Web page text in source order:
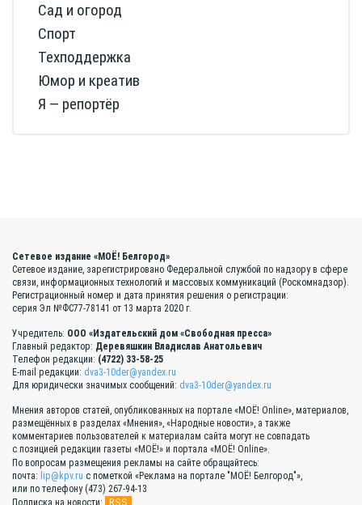
Сад и огород
Спорт
Техподдержка
Юмор и креатив
Я — репортёр
Сетевое издание «МОЁ! Белгород»
Сетевое издание, зарегистрировано Федеральной службой по надзору в сфере
связи, информационных технологий и массовых коммуникаций (Роскомнадзор).
Регистрационный номер и дата принятия решения о регистрации:
серия Эл №ФС77-78141 от 13 марта 2020 г.
Учредитель: ООО «Издательский дом «Свободная пресса»
Главный редактор: Деревяшкин Владислав Анатольевич
Телефон редакции: (4722) 33-58-25
E-mail редакции: dva3-10der@yandex.ru
Для юридически значимых сообщений: dva3-10der@yandex.ru
Мнения авторов статей, опубликованных на портале «МОЁ! Online», материалов,
размещённых в разделах «Мнения», «Народные новости», а также
комментариев пользователей к материалам сайта могут не совпадать
с позицией редакции газеты «МОЁ!» и портала «МОЁ! Online».
По вопросам размещения рекламы на сайте обращайтесь:
почта: lip@kpv.ru с пометкой «Реклама на портале "МОЁ! Белгород"»,
или по телефону (473) 267-94-13
RSS